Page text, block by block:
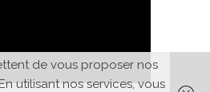
de vous proposer nos
utilisant nos services, vous